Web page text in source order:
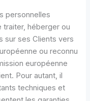
personnelles
traiter, héberger ou
sur ses Clients vers
ou reconnu
européenne
Pour autant, il
techniques et